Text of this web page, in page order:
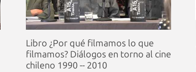
Libro ¿Por qué filmamos lo que
filmamos? Diálogos en torno al cine
chileno 1990 -- 2010